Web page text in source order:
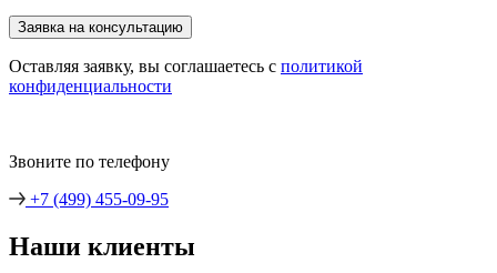
Оставляя заявку, вы соглашаетесь с политикой
конфиденциальности
Звоните по телефону
+7 (499) 455-09-95
Наши клиенты